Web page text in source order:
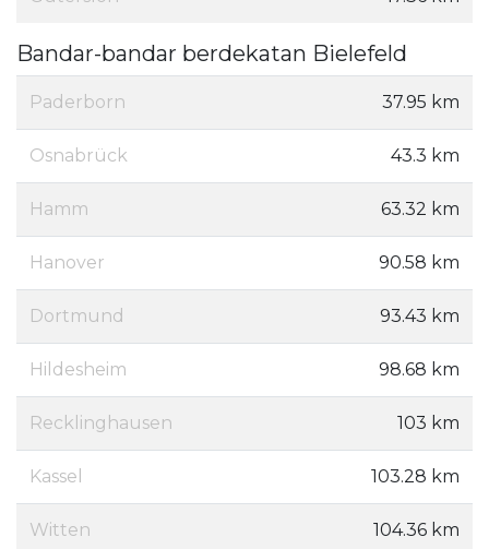
Bandar-bandar berdekatan Bielefeld
Paderborn 37.95 km
Osnabrück 43.3 km
Hamm 63.32 km
Hanover 90.58 km
Dortmund 93.43 km
Hildesheim 98.68 km
Recklinghausen 103 km
Kassel 103.28 km
Witten 104.36 km